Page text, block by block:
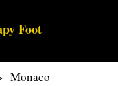
Foot
Monaco